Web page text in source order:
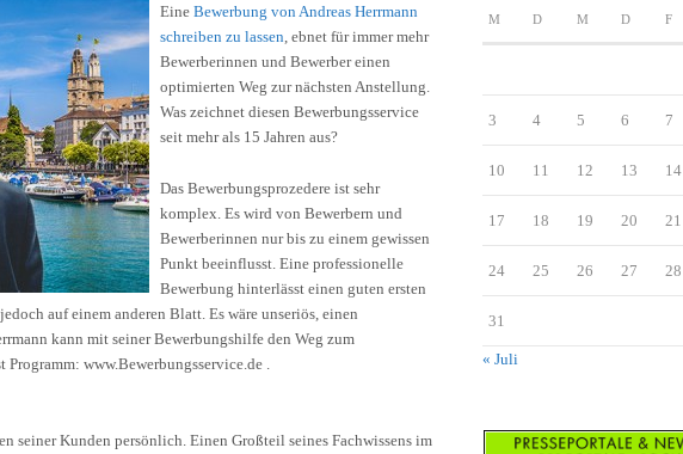
Eine Bewerbung von Andreas Herrmann
schreiben zu lassen , ebnet für immer mehr
Bewerberinnen und Bewerber einen
optimierten Weg zur nächsten Anstellung.
Was zeichnet diesen Bewerbungsservice
seit mehr als 15 Jahren aus?
Das Bewerbungsprozedere ist sehr
komplex. Es wird von Bewerbern und
Bewerberinnen nur bis zu einem gewissen
Punkt beeinflusst. Eine professionelle
Bewerbung hinterlässt einen guten ersten
auf einem anderen Blatt. Es wäre unseriös, einen
kann mit seiner Bewerbungshilfe den Weg zum
www.Bewerbungsservice.de .
seiner Kunden persönlich. Einen Großteil seines Fachwissens im
M D M D F
3 4 5 6 7
10 11 12 13 14
17 18 19 20 21
24 25 26 27 28
31
« Juli